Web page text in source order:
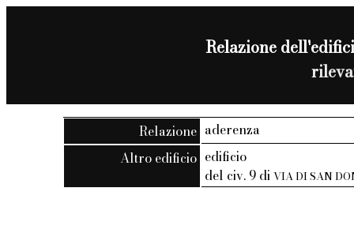
Relazione
Relazione aderenza
Altro edificio edificio
del civ. 9 diVIA DI SAN